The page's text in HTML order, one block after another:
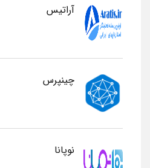
آراتیس
چینپرس
نوپانا